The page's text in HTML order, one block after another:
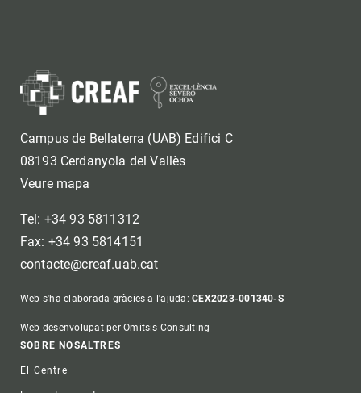
Campus de Bellaterra (UAB) Edifici C
08193 Cerdanyola del Vallès
Veure mapa
Tel: +34 93 5811312
Fax: +34 93 5814151
contacte@creaf.uab.cat
Web s'ha elaborada gràcies a l'ajuda:CEX2023-001340-S
Web desenvolupat per Omitsis Consulting
Footer
SOBRE NOSALTRES
El Centre